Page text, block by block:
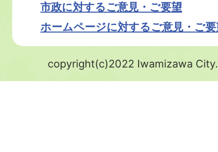
市政に対するご意見・ご要望
ホームページに対するご意見・ご
copyright(c)2022 Iwamizawa